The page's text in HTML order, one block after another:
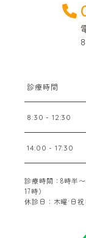
診療時間
8:30 - 12:30
14:00 - 17:30
診療時間：8時半
17時）
休診日：木曜·日